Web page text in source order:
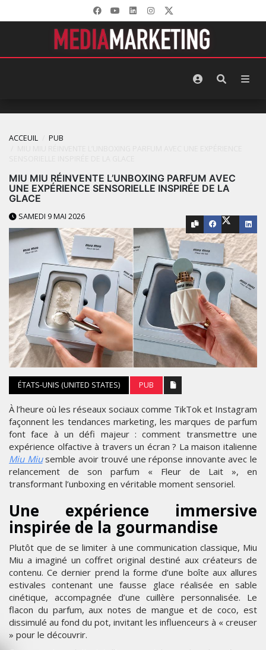
ACCEUIL
PUB
MIU MIU RÉINVENTE L’UNBOXING PARFUM AVEC
UNE EXPÉRIENCE SENSORIELLE INSPIRÉE DE LA
GLACE
SAMEDI 9 MAI 2026
ÉTATS-UNIS (UNITED STATES) PUB
À l’heure où les réseaux sociaux comme TikTok et Instagram
façonnent les tendances marketing, les marques de parfum
font face à un défi majeur : comment transmettre une
expérience olfactive à travers un écran ? La maison italienne
Miu Miusemble avoir trouvé une réponse innovante avec le
relancement de son parfum « Fleur de Lait », en
transformant l’unboxing en véritable moment sensoriel.
Une expérience immersive
inspirée de la gourmandise
Plutôt que de se limiter à une communication classique, Miu
Miu a imaginé un coffret original destiné aux créateurs de
contenu. Ce dernier prend la forme d’une boîte aux allures
estivales contenant une fausse glace réalisée en sable
cinétique, accompagnée d’une cuillère personnalisée. Le
flacon du parfum, aux notes de mangue et de coco, est
dissimulé au fond du pot, invitant les influenceurs à « creuser
» pour le découvrir.